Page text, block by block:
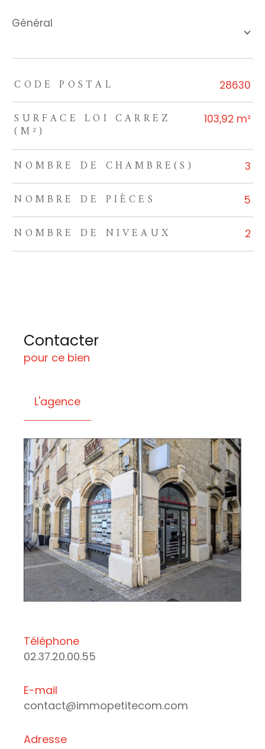
général
TRAD_ZEPHYR_Caracteristique TRAD_ZEPHYR_Valeurs
CODE POSTAL 28630
SURFACE LOI CARREZ
(M²)
103,92 m²
NOMBRE DE CHAMBRE(S) 3
NOMBRE DE PIÈCES 5
NOMBRE DE NIVEAUX 2
Contacter
pour ce bien
L'agence
Téléphone
02.37.20.00.55
E-mail
contact@immopetitecom.com
Adresse